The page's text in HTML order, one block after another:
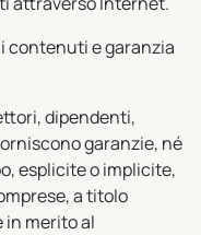
contenuti e garanzia
dipendenti,
garanzie, né
esplicite o implicite,
a titolo
merito al